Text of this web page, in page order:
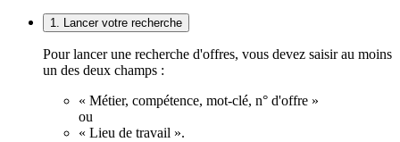
1. Lancer votre recherche
Pour lancer une recherche d'offres, vous devez saisir au moins
un des deux champs :
« Métier, compétence, mot-clé, n° d'offre »
ou
« Lieu de travail ».